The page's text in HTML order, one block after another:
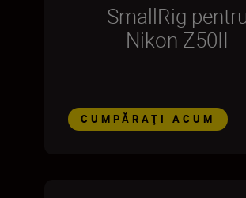
SmallRig
Nikon Z50II
CUMPĂRAŢI ACUM